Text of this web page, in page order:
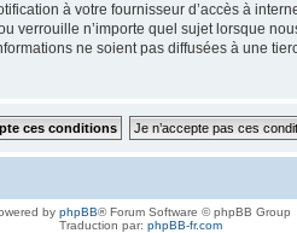
à votre fournisseur d’accès à
verrouille n’importe quel sujet lorsque
ne soient pas diffusées à une
by phpBB® Forum Software © phpBB Group
Traduction par: phpBB-fr.com